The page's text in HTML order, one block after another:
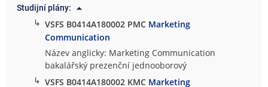
Studijní plány:
↳ VSFS B0414A180002 PMC Marketing
Communication
Název anglicky: Marketing Communication
bakalářský prezenční jednooborový
↳ VSFS B0414A180002 KMC Marketing